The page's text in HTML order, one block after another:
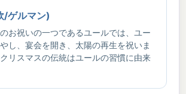
/ゲルマン)
お祝いの一つであるユールでは、ユー
し、宴会を開き、太陽の再生を祝いま
リスマスの伝統はユールの習慣に由来